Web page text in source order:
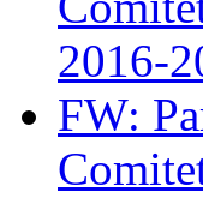
2016-
FW: